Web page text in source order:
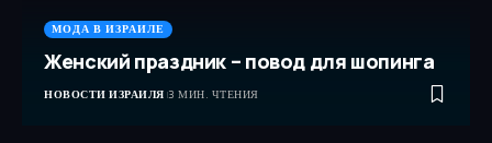
МОДА В ИЗРАИЛЕ
Женский праздник – повод для шопинга
НОВОСТИ ИЗРАИЛЯ 3 МИН. ЧТЕНИЯ